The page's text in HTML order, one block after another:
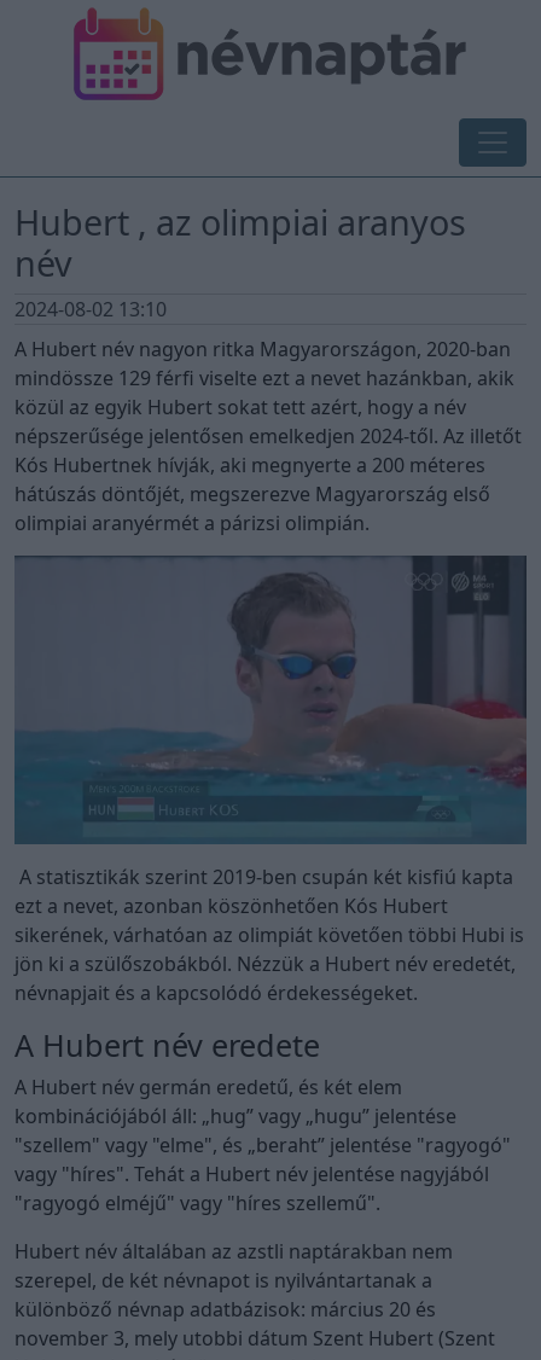
Hubert , az olimpiai aranyos
név
2024-08-02 13:10
A Hubert név nagyon ritka Magyarországon, 2020-ban
mindössze 129 férfi viselte ezt a nevet hazánkban, akik
közül az egyik Hubert sokat tett azért, hogy a név
népszerűsége jelentősen emelkedjen 2024-től. Az illetőt
Kós Hubertnek hívják, aki megnyerte a 200 méteres
hátúszás döntőjét, megszerezve Magyarország első
olimpiai aranyérmét a párizsi olimpián.
A statisztikák szerint 2019-ben csupán két kisfiú kapta
ezt a nevet, azonban köszönhetően Kós Hubert
sikerének, várhatóan az olimpiát követően többi Hubi is
jön ki a szülőszobákból. Nézzük a Hubert név eredetét,
névnapjait és a kapcsolódó érdekességeket.
A Hubert név eredete
A Hubert név germán eredetű, és két elem
kombinációjából áll: „hug” vagy „hugu” jelentése
"szellem" vagy "elme", és „beraht” jelentése "ragyogó"
vagy "híres". Tehát a Hubert név jelentése nagyjából
"ragyogó elméjű" vagy "híres szellemű".
Hubert név általában az azstli naptárakban nem
szerepel, de két névnapot is nyilvántartanak a
különböző névnap adatbázisok: március 20 és
november 3, mely utobbi dátum Szent Hubert (Szent